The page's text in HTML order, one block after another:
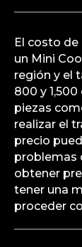
El costo
un Mini
región y el
800 y
piezas
realizar el
precio
problemas
obtener
tener una
proceder